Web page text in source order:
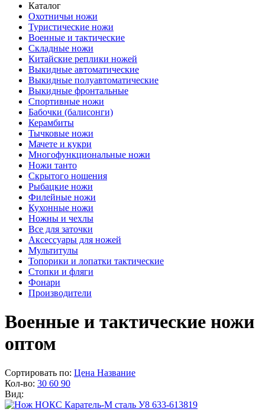
Каталог
Охотничьи ножи
Туристические ножи
Военные и тактические
Складные ножи
Китайские реплики ножей
Выкидные автоматические
Выкидные полуавтоматические
Выкидные фронтальные
Спортивные ножи
Бабочки (балисонги)
Керамбиты
Тычковые ножи
Мачете и кукри
Многофункциональные ножи
Ножи танто
Скрытого ношения
Рыбацкие ножи
Филейные ножи
Кухонные ножи
Ножны и чехлы
Все для заточки
Аксессуары для ножей
Мультитулы
Топорики и лопатки тактические
Стопки и фляги
Фонари
Производители
Военные и тактические ножи
оптом
Сортировать по: Цена Название
Кол-во: 30 60 90
Вид: